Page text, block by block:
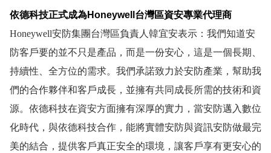
依德科技正式成為Honeywell 台灣區資安專業代理商
Honeywell安防集團台灣區負責人韓宜安表示：我們知道安
防客戶要的並不只是產品，而是一份安心，這是一個長期、
持續性、全方位的需求。我們承諾致力於安防產業，幫助我
們的合作夥伴和客戶成長，並擁有共同成長所需的技術和資
源。依德科技在資安方面擁有深厚的實力，當安防邁入數位
化時代，與依德科技合作，能將實體安防與資訊安防做最完
美的結合，提供客戶真正安全的環境，讓客戶享有更安心的